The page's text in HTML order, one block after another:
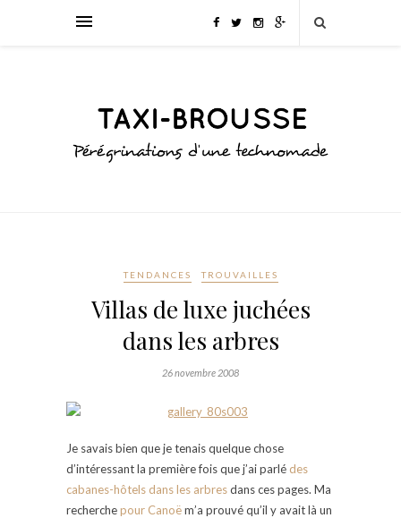
TENDANCES TROUVAILLES
Villas de luxe juchées
dans les arbres
26 novembre 2008
Je savais bien que je tenais quelque chose
d’intéressant la première fois que j’ai parlé des
cabanes-hôtels dans les arbresdans ces pages. Ma
recherchepour Canoëm’a prouvé qu’il y avait là un